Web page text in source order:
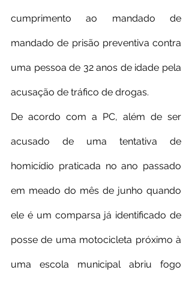
cumprimento ao mandado de
mandado de prisão preventiva contra
uma pessoa de 32 anos de idade pela
acusação de tráfico de drogas.
De acordo com a PC, além de ser
acusado de uma tentativa de
homicídio praticada no ano passado
em meado do mês de junho quando
ele é um comparsa já identificado de
posse de uma motocicleta próximo à
uma escola municipal abriu fogo